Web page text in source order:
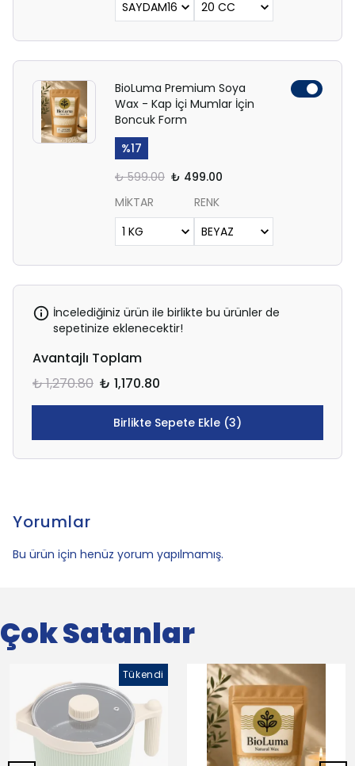
BioLuma Premium Soya
Wax - Kap İçi Mumlar İçin
Boncuk Form
%17
₺ 599.00 ₺ 499.00
MİKTAR
RENK
İncelediğiniz ürün ile birlikte bu ürünler de
sepetinize eklenecektir!
Avantajlı Toplam
₺ 1,270.80 ₺ 1,170.80
Birlikte Sepete Ekle (3)
Yorumlar
Bu ürün için henüz yorum yapılmamış.
Çok Satanlar
Tükendi